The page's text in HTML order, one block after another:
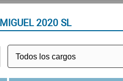
2020 SL